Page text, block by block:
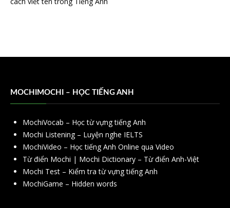
MOCHIMOCHI – HỌC TIẾNG ANH
MochiVocab – Học từ vựng tiếng Anh
Mochi Listening – Luyện nghe IELTS
MochiVideo – Học tiếng Anh Online qua Video
Từ điển Mochi | Mochi Dictionary – Từ điển Anh-Việt
Mochi Test – Kiểm tra từ vựng tiếng Anh
MochiGame – Hidden words